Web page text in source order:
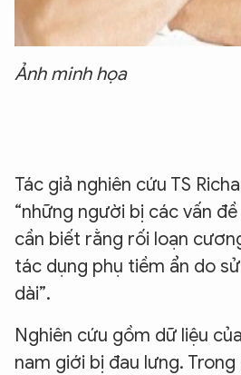
Ảnh minh họa
Tác giả nghiên cứu TS
“những người bị các vấn
cần biết rằng rối loạn
tác dụng phụ tiềm ẩn do
dài”.
Nghiên cứu gồm dữ liệu
nam giới bị đau lưng.